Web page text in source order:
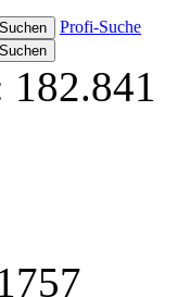
Profi-Suche
182.841